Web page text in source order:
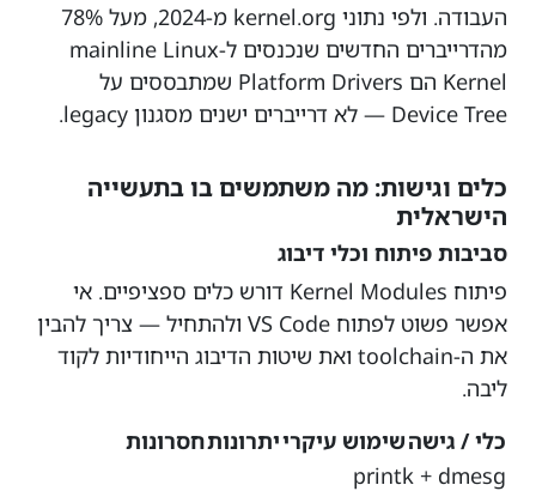
העבודה. ולפי נתוני kernel.org מ-2024, מעל 78%
מהדרייברים החדשים שנכנסים ל-mainline Linux
Kernel הם Platform Drivers שמתבססים על
Device Tree — לא דרייברים ישנים מסגנון legacy.
כלים וגישות: מה משתמשים בו בתעשייה
הישראלית
סביבות פיתוח וכלי דיבוג
פיתוח Kernel Modules דורש כלים ספציפיים. אי
אפשר פשוט לפתוח VS Code ולהתחיל — צריך להבין
את ה-toolchain ואת שיטות הדיבוג הייחודיות לקוד
ליבה.
כלי / גישהשימוש עיקרייתרונותחסרונות
printk + dmesg